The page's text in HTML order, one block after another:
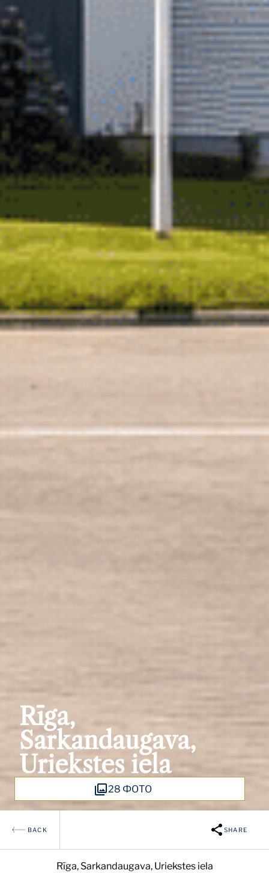
Rīga,
Sarkandaugava,
Uriekstes iela
28 ФОТО
BACK SHARE
Rīga, Sarkandaugava, Uriekstes iela